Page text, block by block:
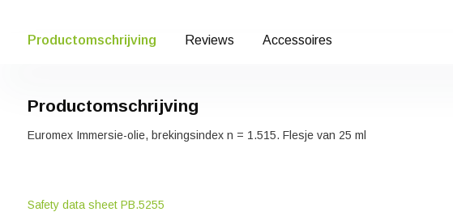
Productomschrijving Reviews Accessoires
Productomschrijving
Euromex Immersie-olie, brekingsindex n = 1.515. Flesje van 25 ml
Safety data sheet PB.5255